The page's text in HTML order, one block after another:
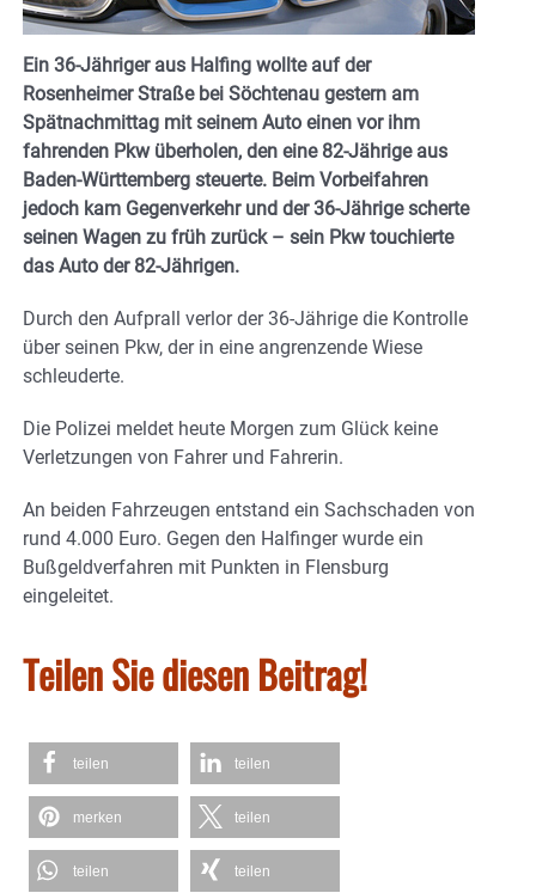
Ein 36-Jähriger aus Halfing wollte auf der
Rosenheimer Straße bei Söchtenau gestern am
Spätnachmittag mit seinem Auto einen vor ihm
fahrenden Pkw überholen, den eine 82-Jährige aus
Baden-Württemberg steuerte. Beim Vorbeifahren
jedoch kam Gegenverkehr und der 36-Jährige scherte
seinen Wagen zu früh zurück – sein Pkw touchierte
das Auto der 82-Jährigen.
Durch den Aufprall verlor der 36-Jährige die Kontrolle
über seinen Pkw, der in eine angrenzende Wiese
schleuderte.
Die Polizei meldet heute Morgen zum Glück keine
Verletzungen von Fahrer und Fahrerin.
An beiden Fahrzeugen entstand ein Sachschaden von
rund 4.000 Euro. Gegen den Halfinger wurde ein
Bußgeldverfahren mit Punkten in Flensburg
eingeleitet.
Teilen Sie diesen Beitrag!
teilen teilen
merken teilen
teilen teilen